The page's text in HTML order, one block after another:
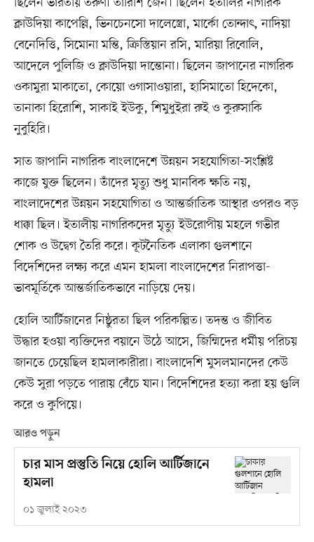
ক্লাউদিয়া কাপেল্লি, ভিনচেনসো দালেস্ত্রো, মার্কো তোন্দাৎ, নাদিয়া
বেনেদিত্তি, সিমোনা মন্তি, ক্রিস্তিয়ান রসি, মারিয়া রিবোলি,
আদেলে পুলিজি ও ক্লাউদিয়া দান্তোনা। ছিলেন জাপানের নাগরিক
ওকামুরা মাকাতো, কোয়ো ওগাসাওয়ারা, হাসিমাতো হিদেকো,
তানাকা হিরোশি, সাকাই ইউকু, শিমুধুইরা রুই ও কুরুসাকি
নুবুহিরি।
সাত জাপানি নাগরিক বাংলাদেশে উন্নয়ন সহযোগিতা-সংশ্লিষ্ট
কাজে যুক্ত ছিলেন। তাঁদের মৃত্যু শুধু মানবিক ক্ষতি নয়,
বাংলাদেশের উন্নয়ন সহযোগিতা ও আন্তর্জাতিক আস্থার ওপরও বড়
ধাক্কা ছিল। ইতালীয় নাগরিকদের মৃত্যু ইউরোপীয় মহলে গভীর
শোক ও উদ্বেগ তৈরি করে। কূটনৈতিক এলাকা গুলশানে
বিদেশিদের লক্ষ্য করে এমন হামলা বাংলাদেশের নিরাপত্তা-
ভাবমূর্তিকে আন্তর্জাতিকভাবে নাড়িয়ে দেয়।
হোলি আর্টিজানের নিষ্ঠুরতা ছিল পরিকল্পিত। তদন্ত ও জীবিত
উদ্ধার হওয়া ব্যক্তিদের বয়ানে উঠে আসে, জিম্মিদের ধর্মীয় পরিচয়
জানতে চেয়েছিল হামলাকারীরা। বাংলাদেশি মুসলমানদের কেউ
কেউ সুরা পড়তে পারায় বেঁচে যান। বিদেশিদের হত্যা করা হয় গুলি
করে ও কুপিয়ে।
আরও পড়ুন
চার মাস প্রস্তুতি নিয়ে হোলি আর্টিজানে
হামলা
০১ জুলাই ২০২৩